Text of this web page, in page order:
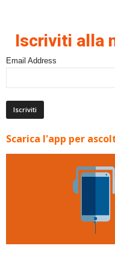
Iscriviti alla
Email Address
Scarica l'app per